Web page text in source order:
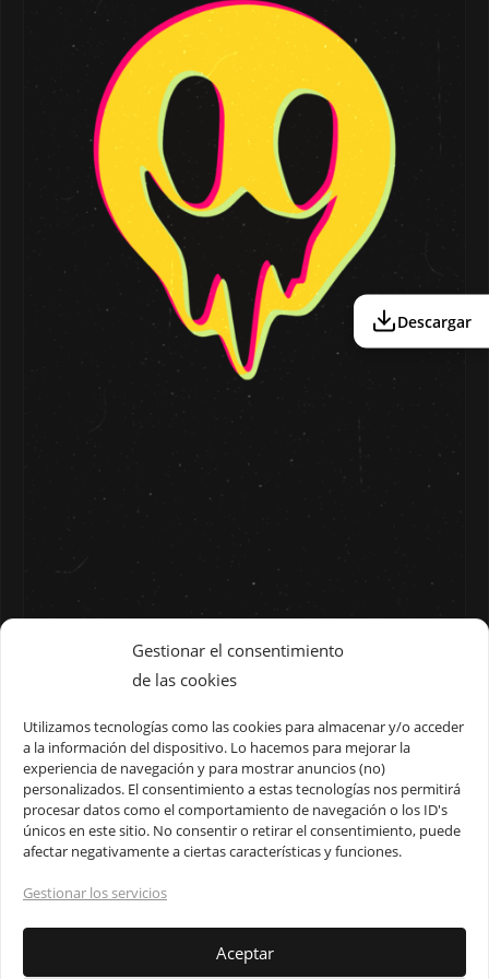
Gestionar el consentimiento
de las cookies
Utilizamos tecnologías como las cookies para almacenar y/o acceder
a la información del dispositivo. Lo hacemos para mejorar la
experiencia de navegación y para mostrar anuncios (no)
personalizados. El consentimiento a estas tecnologías nos permitirá
procesar datos como el comportamiento de navegación o los ID's
únicos en este sitio. No consentir o retirar el consentimiento, puede
afectar negativamente a ciertas características y funciones.
Gestionar los servicios
Aceptar
HAPPY FACE WALLPAPER
Happy Face Wallpaper melted smiley creepy carita feliz
sonriente happy melting fondo de pantalla Génesis Toxical
Descargar